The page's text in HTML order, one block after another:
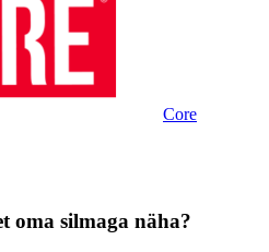
Core
oma silmaga näha?